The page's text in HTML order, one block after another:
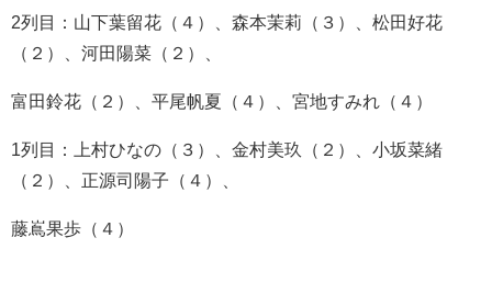
2列目：山下葉留花（４）、森本茉莉（３）、松田好花
（２）、河田陽菜（２）、
富田鈴花（２）、平尾帆夏（４）、宮地すみれ（４）
1列目：上村ひなの（３）、金村美玖（２）、小坂菜緒
（２）、正源司陽子（４）、
藤嶌果歩（４）